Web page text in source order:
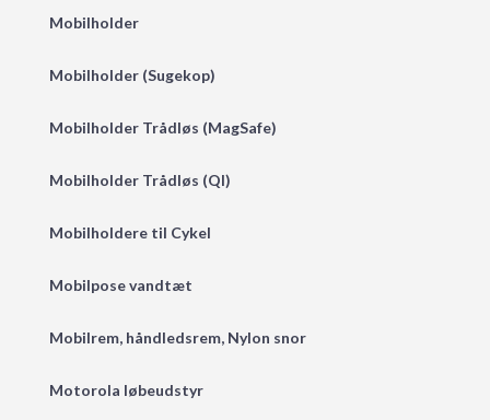
Mobilholder
Mobilholder (Sugekop)
Mobilholder Trådløs (MagSafe)
Mobilholder Trådløs (QI)
Mobilholdere til Cykel
Mobilpose vandtæt
Mobilrem, håndledsrem, Nylon snor
Motorola løbeudstyr